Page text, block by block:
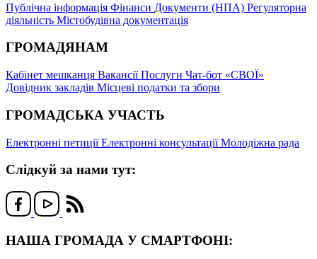
Публічна інформація Фінанси Документи (НПА) Регуляторна
діяльність Містобудівна документація
ГРОМАДЯНАМ
Кабінет мешканця ВакансіїПослуги Чат-бот «СВОЇ»
Довідник закладів Місцеві податки та збори
ГРОМАДСЬКА УЧАСТЬ
Електронні петиціїЕлектронні консультаціїМолодіжна рада
Слідкуй за нами тут:
НАША ГРОМАДА У СМАРТФОНІ: